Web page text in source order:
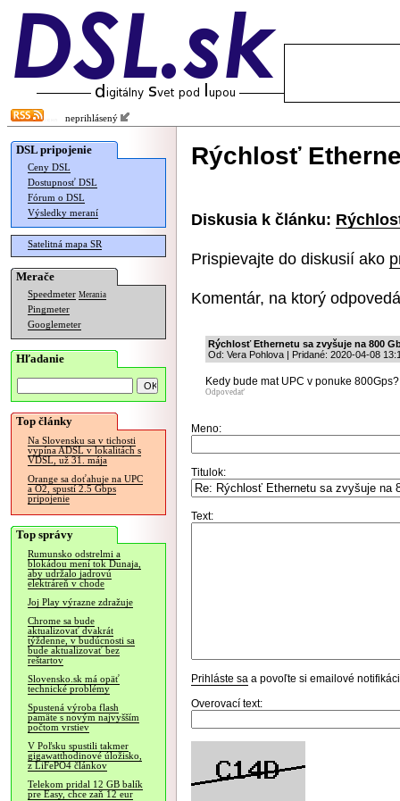
neprihlásený
DSL pripojenie
Ceny DSL
Dostupnosť DSL
Fórum o DSL
Výsledky meraní
Satelitná mapa SR
Merače
Speedmeter Merania
Pingmeter
Googlemeter
Hľadanie
Top články
Na Slovensku sa v tichosti
vypína ADSL v lokalitách s
VDSL, už 31. mája
Orange sa doťahuje na UPC
a O2, spustí 2.5 Gbps
pripojenie
Top správy
Rumunsko odstrelmi a
blokádou mení tok Dunaja,
aby udržalo jadrovú
elektráreň v chode
Joj Play výrazne zdražuje
Chrome sa bude
aktualizovať dvakrát
týždenne, v budúcnosti sa
bude aktualizovať bez
reštartov
Slovensko.sk má opäť
technické problémy
Spustená výroba flash
pamäte s novým najvyšším
počtom vrstiev
V Poľsku spustili takmer
gigawatthodinové úložisko,
z LiFePO4 článkov
Telekom pridal 12 GB balík
pre Easy, chce zaň 12 eur
Rýchlosť
Diskusia k článku:
Prispievajte do diskusií ako
Komentár, na ktorý
Rýchlosť Ethernetu sa zvyšuje na 800
Od: Vera Pohlova | Pridané: 2020-04-08
Kedy bude mat UPC v ponuke 800Gps?
Odpovedať
Meno:
Titulok:
Text:
Prihláste sa a povoľte si emailové
Overovací text: